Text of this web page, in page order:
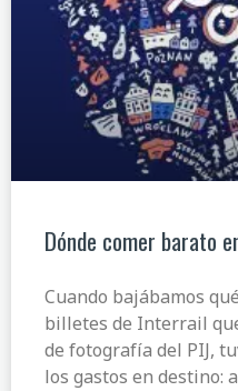
Dónde comer barato
Cuando bajábamos
billetes de Interrail
de fotografía del PIJ,
los gastos en destino: